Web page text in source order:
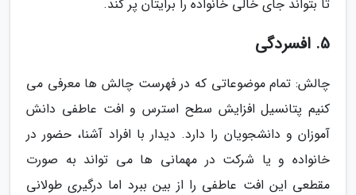
تا بتواند جای خالی خانواده را برایتان پر کند.
5. افسردگی
چالش: تمام موضوعاتی که در فهرست چالش ها معرفی می
کنیم پتانسیل افزایش سطح استرس و افت عاطفی دانش
آموزان و دانشجویان را دارد. دیدار با افراد آشنا، حضور در
خانواده و یا شرکت در مهمانی ها می تواند به صورت
مقطعی این افت عاطفی را از بین ببرد اما درگیری طولانی